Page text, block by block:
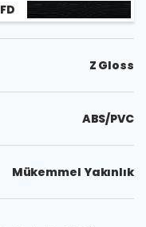
FD
Z Gloss
ABS/PVC
Mükemmel Yakınlık